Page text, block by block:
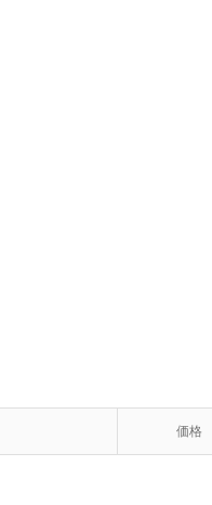
価格